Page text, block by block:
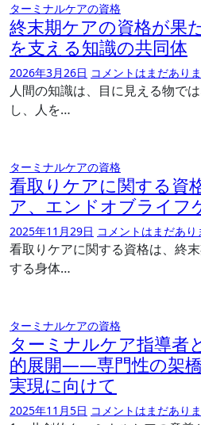
ターミナルケアの資格
終末期ケアの資格が
を支える知識の共同体
2026年3月26日 コメントはまだあり
人間の知識は、目に見える物ではない。だが、社会を動か
し、人を…
ターミナルケアの資格
看取りケアに関する
ア、エンドオブライフ
2025年11月29日 コメントはまだあり
看取りケアに関する資格は、終末期の患者やその家族に対
する身体…
ターミナルケアの資格
ターミナルケア指導者
的展開――専門性の架
実現に向けて
2025年11月5日 コメントはまだあり